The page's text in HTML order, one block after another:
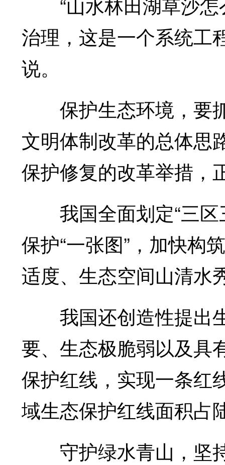
治理，这是一个系统工
说。
保护生态环境，要抓
文明体制改革的总体思
保护修复的改革举措，
我国全面划定“三区
保护“一张图”，加快构
适度、生态空间山清水
我国还创造性提出
要、生态极脆弱以及具
保护红线，实现一条红
域生态保护红线面积占
守护绿水青山，坚